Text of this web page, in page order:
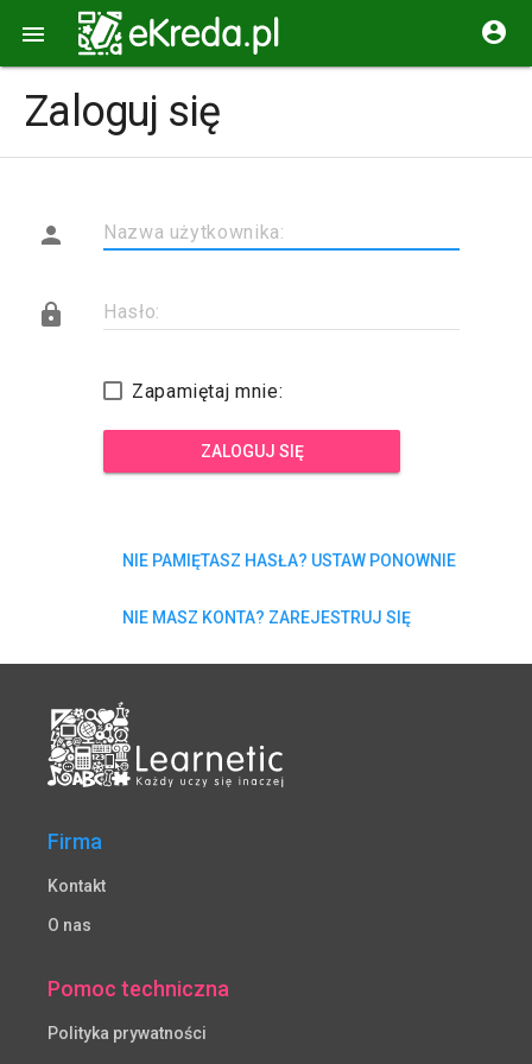


Zaloguj się
 Nazwa użytkownika:
 Hasło:
Zapamiętaj mnie:
ZALOGUJ SIĘ
NIE PAMIĘTASZ HASŁA? USTAW PONOWNIE
NIE MASZ KONTA? ZAREJESTRUJ SIĘ
Firma
Kontakt
O nas
Pomoc techniczna
Polityka prywatności